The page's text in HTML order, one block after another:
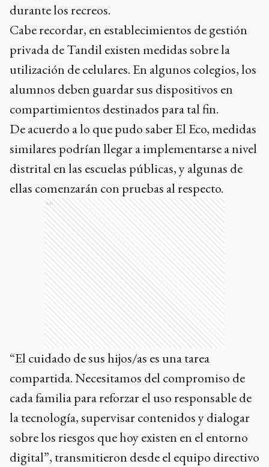
durante los recreos.
Cabe recordar, en establecimientos de gestión
privada de Tandil existen medidas sobre la
utilización de celulares. En algunos colegios, los
alumnos deben guardar sus dispositivos en
compartimientos destinados para tal fin.
De acuerdo a lo que pudo saber El Eco, medidas
similares podrían llegar a implementarse a nivel
distrital en las escuelas públicas, y algunas de
ellas comenzarán con pruebas al respecto.
Ads
“El cuidado de sus hijos/as es una tarea
compartida. Necesitamos del compromiso de
cada familia para reforzar el uso responsable de
la tecnología, supervisar contenidos y dialogar
sobre los riesgos que hoy existen en el entorno
digital”, transmitieron desde el equipo directivo